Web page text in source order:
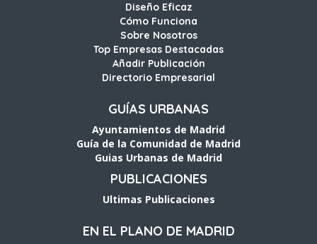
Diseño Eficaz
Cómo Funciona
Sobre Nosotros
Top Empresas Destacadas
Añadir Publicación
Directorio Empresarial
GUÍAS URBANAS
Ayuntamientos de Madrid
Guía de la Comunidad de Madrid
Guias Urbanas de Madrid
PUBLICACIONES
Ultimas Publicaciones
EN EL PLANO DE MADRID